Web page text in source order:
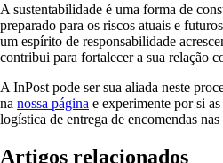
A sustentabilidade é uma forma de
preparado para os riscos atuais e
um espírito de responsabilidade
contribui para fortalecer a sua relação
A InPost pode ser sua aliada neste
na nossa página e experimente por si
logística de entrega de encomendas nas
Artigos relacionados